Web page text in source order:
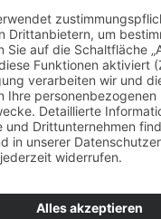
gesetzl. Mehrwertsteuer zzgl.